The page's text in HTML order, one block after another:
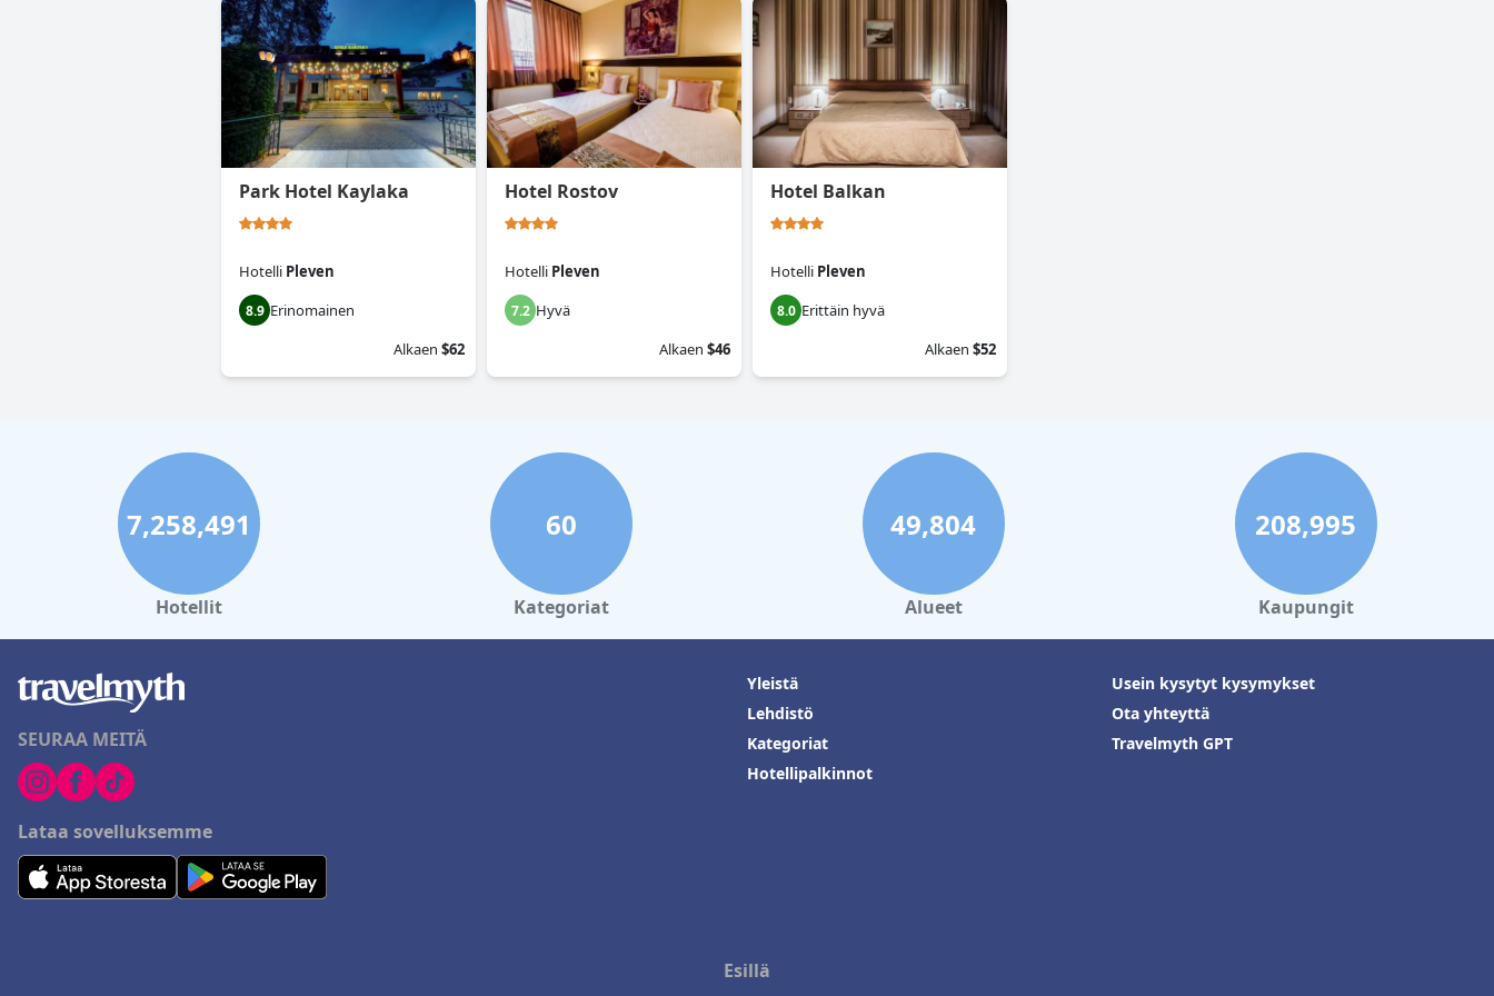
Park Hotel Kaylaka
Hotelli Pleven
8.9 Erinomainen
Alkaen $62
Hotel Rostov
Hotelli Pleven
7.2 Hyvä
Alkaen $46
Hotel Balkan
Hotelli Pleven
8.0 Erittäin hyvä
Alkaen $52
7,258,491
Hotellit
60
Kategoriat
49,804
Alueet
208,995
Kaupungit
SEURAA MEITÄ
Lataa sovelluksemme
Yleistä
Lehdistö
Kategoriat
Hotellipalkinnot
Usein kysytyt kysymykset
Ota yhteyttä
Travelmyth GPT
Esillä